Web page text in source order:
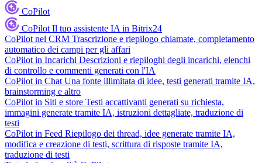
CoPilot
CoPilot Il tuo assistente IA in Bitrix24
CoPilot nel CRM Trascrizione e riepilogo chiamate, completamento
automatico dei campi per gli affari
CoPilot in Incarichi Descrizioni e riepiloghi degli incarichi, elenchi
di controllo e commenti generati con l'IA
CoPilot in Chat Una fonte illimitata di idee, testi generati tramite IA,
brainstorming e altro
CoPilot in Siti e store Testi accattivanti generati su richiesta,
immagini generate tramite IA, istruzioni dettagliate, traduzione di
testi
CoPilot in Feed Riepilogo dei thread, idee generate tramite IA,
modifica e creazione di testi, scrittura di risposte tramite IA,
traduzione di testi